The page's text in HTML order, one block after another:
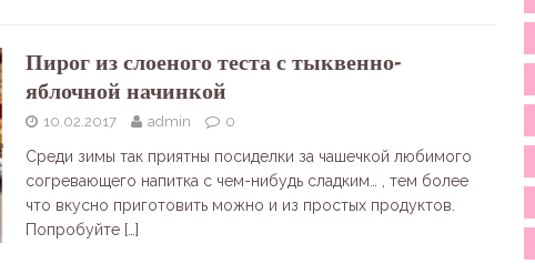
Пирог из слоеного теста с тыквенно-
яблочной начинкой
10.02.2017 admin 0
Среди зимы так приятны посиделки за чашечкой любимого
согревающего напитка с чем-нибудь сладким… , тем более
что вкусно приготовить можно и из простых продуктов.
Попробуйте […]